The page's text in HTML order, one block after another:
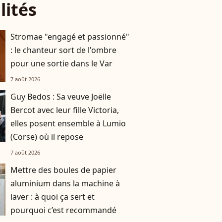
Stromae "engagé et passionné"
: le chanteur sort de l'ombre
pour une sortie dans le Var
7 août 2026
Guy Bedos : Sa veuve Joëlle
Bercot avec leur fille Victoria,
elles posent ensemble à Lumio
(Corse) où il repose
7 août 2026
Mettre des boules de papier
aluminium dans la machine à
laver : à quoi ça sert et
pourquoi c’est recommandé